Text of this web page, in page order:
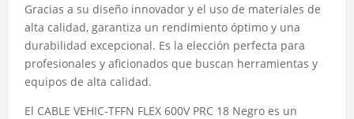
Gracias a su diseño innovador y el uso de materiales de
alta calidad, garantiza un rendimiento óptimo y una
durabilidad excepcional. Es la elección perfecta para
profesionales y aficionados que buscan herramientas y
equipos de alta calidad.
El CABLE VEHIC-TFFN FLEX 600V PRC 18 Negro es un